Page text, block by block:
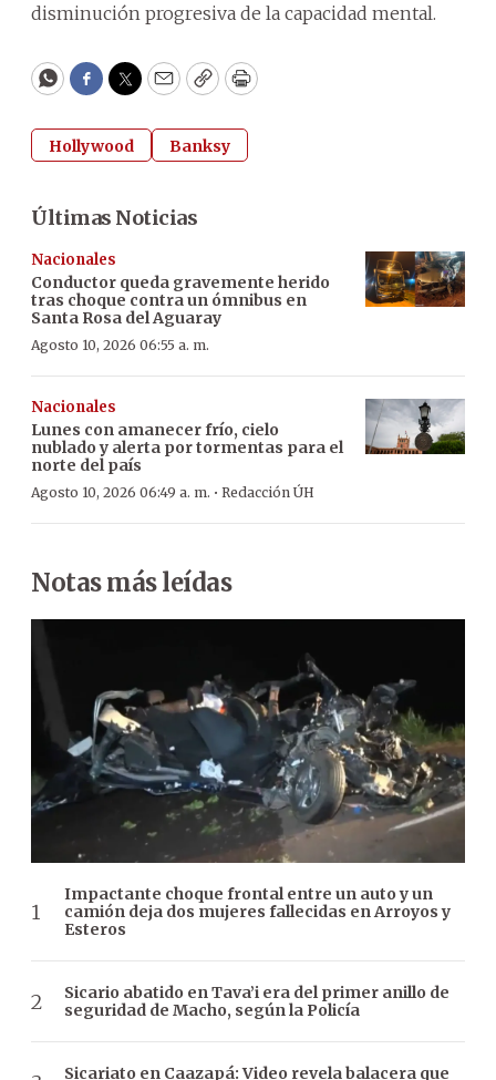
disminución progresiva de la capacidad mental.
WhatsApp
Facebook
Twitter
EmailCopyPrint
Hollywood Banksy
Últimas Noticias
Nacionales
Conductor queda gravemente herido
tras choque contra un ómnibus en
Santa Rosa del Aguaray
Agosto 10, 2026 06:55 a. m.
Nacionales
Lunes con amanecer frío, cielo
nublado y alerta por tormentas para el
norte del país
Agosto 10, 2026 06:49 a. m. · Redacción ÚH
Notas más leídas
Impactante choque frontal entre un auto y un
camión deja dos mujeres fallecidas en Arroyos y
Esteros
Sicario abatido en Tava’i era del primer anillo de
seguridad de Macho, según la Policía
Sicariato en Caazapá: Video revela balacera que